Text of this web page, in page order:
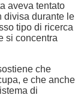
aveva tentato
divisa durante le
tipo di ricerca
si concentra
che
e che anche
di